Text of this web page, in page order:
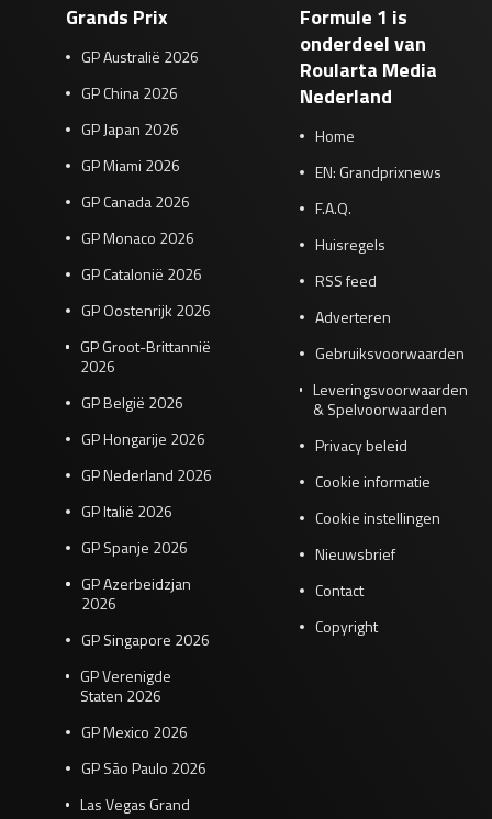
Grands Prix
GP Australië 2026
GP China 2026
GP Japan 2026
GP Miami 2026
GP Canada 2026
GP Monaco 2026
GP Catalonië 2026
GP Oostenrijk 2026
GP Groot-Brittannië
2026
GP België 2026
GP Hongarije 2026
GP Nederland 2026
GP Italië 2026
GP Spanje 2026
GP Azerbeidzjan
2026
GP Singapore 2026
GP Verenigde
Staten 2026
GP Mexico 2026
GP São Paulo 2026
Las Vegas Grand
Formule 1 is
onderdeel van
Roularta Media
Nederland
Home
EN: Grandprixnews
F.A.Q.
Huisregels
RSS feed
Adverteren
Gebruiksvoorwaarden
Leveringsvoorwaarden
& Spelvoorwaarden
Privacy beleid
Cookie informatie
Cookie instellingen
Nieuwsbrief
Contact
Copyright